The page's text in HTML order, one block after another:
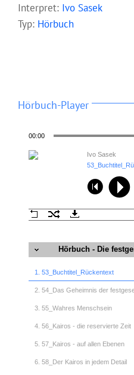
Interpret: Ivo Sasek
Typ: Hörbuch
Hörbuch-Player
00:00
Ivo Sasek
Hörbuch - Die
1. 53_Buchtitel_Rückentext
2. 54_Das Geheimnis der
3. 55_Wahres Menschsein
4. 56_Kairos - die reservierte Zeit
5. 57_Kairos - auf allen Ebenen
6. 58_Der Kairos in jedem Detail